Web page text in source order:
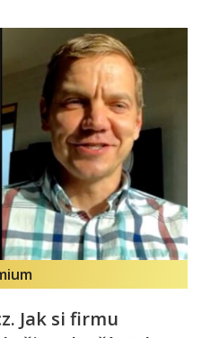
Jak si firmu